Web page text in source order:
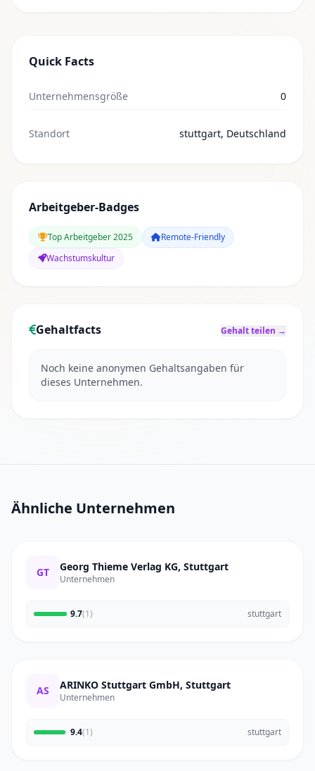
Quick Facts
Unternehmensgröße 0
Standort stuttgart, Deutschland
Arbeitgeber-Badges
Top Arbeitgeber 2025
Remote-Friendly
Wachstumskultur
Gehaltfacts Gehalt teilen →
Noch keine anonymen Gehaltsangaben für
dieses Unternehmen.
Ähnliche Unternehmen
GT Georg Thieme Verlag KG, Stuttgart
Unternehmen
9.7(1) stuttgart
AS ARINKO Stuttgart GmbH, Stuttgart
Unternehmen
9.4(1) stuttgart